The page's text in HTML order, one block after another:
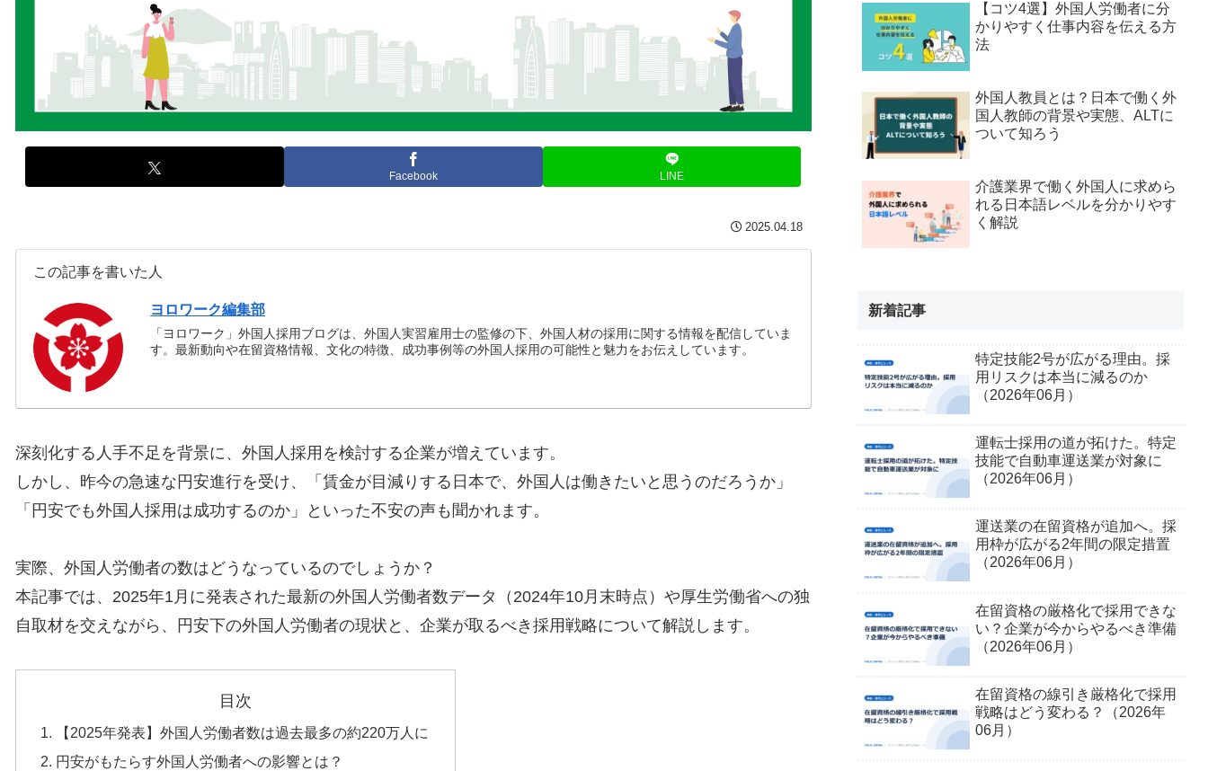
Facebook LINE
2025.04.18
この記事を書いた人
ヨロワーク編集部
「ヨロワーク」外国人採用ブログは、外国人実習雇用士の監修の下、外国人材の採用に関する情報を配信していま
す。最新動向や在留資格情報、文化の特徴、成功事例等の外国人採用の可能性と魅力をお伝えしています。
深刻化する人手不足を背景に、外国人採用を検討する企業が増えています。
しかし、昨今の急速な円安進行を受け、「賃金が目減りする日本で、外国人は働きたいと思うのだろうか」
「円安でも外国人採用は成功するのか」といった不安の声も聞かれます。
実際、外国人労働者の数はどうなっているのでしょうか？
本記事では、2025年1月に発表された最新の外国人労働者数データ（2024年10月末時点）や厚生労働省への独
自取材を交えながら、円安下の外国人労働者の現状と、企業が取るべき採用戦略について解説します。
目次
【2025年発表】外国人労働者数は過去最多の約220万人に
円安がもたらす外国人労働者への影響とは？
【コツ4選】外国人労働者に分
かりやすく仕事内容を伝える方
法
外国人教員とは？日本で働く外
国人教師の背景や実態、ALTに
ついて知ろう
介護業界で働く外国人に求めら
れる日本語レベルを分かりやす
く解説
新着記事
特定技能2号が広がる理由。採
用リスクは本当に減るのか
（2026年06月）
運転士採用の道が拓けた。特定
技能で自動車運送業が対象に
（2026年06月）
運送業の在留資格が追加へ。採
用枠が広がる2年間の限定措置
（2026年06月）
在留資格の厳格化で採用できな
い？企業が今からやるべき準備
（2026年06月）
在留資格の線引き厳格化で採用
戦略はどう変わる？（2026年
06月）